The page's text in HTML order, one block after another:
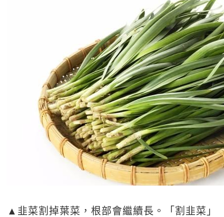
▲韭菜割掉葉菜，根部會繼續長。「割韭菜」